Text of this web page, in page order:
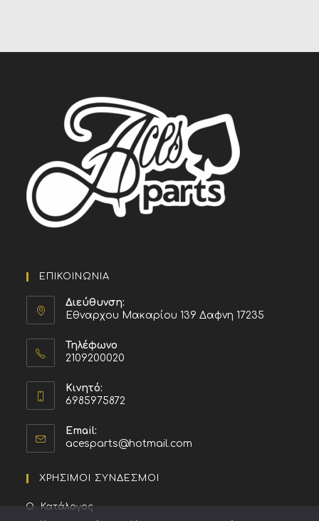
ΕΠΙΚΟΙΝΩΝΙΑ
Διεύθυνση:
Εθναρχου Μακαρίου 139 Δαφνη 17235
Τηλέφωνο
2109200020
Κινητό:
6985975872
Email:
acesparts@hotmail.com
ΧΡΗΣΙΜΟΙ ΣΥΝΔΕΣΜΟΙ
Κατάλογος